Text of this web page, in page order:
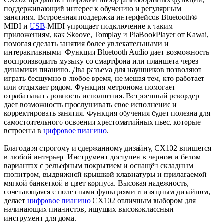
поддерживающий интерес к обучению и регулярным
занятиям. Встроенная поддержка интерфейсов Bluetooth®
MIDI и USB-MIDI упрощает подключение к таким
приложениям, как Skoove, Tomplay и PiaBookPlayer от Kawai,
помогая сделать занятия более увлекательными и
интерактивными. Функция Bluetooth Audio дает возможность
воспроизводить музыку со смартфона или планшета через
динамики пианино. Два разъема для наушников позволяют
играть бесшумно в любое время, не мешая тем, кто работает
или отдыхает рядом. Функция метронома помогает
отрабатывать ровность исполнения. Встроенный рекордер
дает возможность прослушивать свое исполнение и
корректировать занятия. Функция обучения будет полезна для
самостоятельного освоения хрестоматийных пьес, которые
встроены в цифровое пианино.
Благодаря строгому и сдержанному дизайну, CX102 впишется
в любой интерьер. Инструмент доступен в черном и белом
вариантах с рельефным покрытием и оснащён складным
пюпитром, выдвижной крышкой клавиатуры и прилагаемой
мягкой банкеткой в цвет корпуса. Высокая надежность,
сочетающаяся с полезными функциями и изящным дизайном,
делает цифровое пианино CX102 отличным выбором для
начинающих пианистов, ищущих высококлассный
инструмент для дома.